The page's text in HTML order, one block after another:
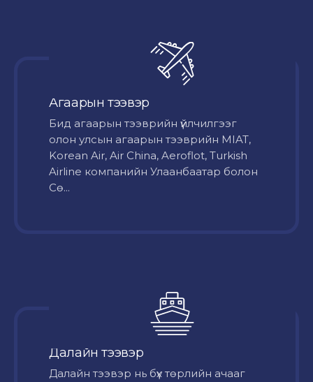
Агаарын тээвэр
Бид агаарын тээврийн үйлчилгээг
олон улсын агаарын тээврийн MIAT,
Korean Air, Air China, Aeroflot, Turkish
Airline компанийн Улаанбаатар болон
Сө...
Далайн тээвэр
Далайн тээвэр нь бүх төрлийн ачааг